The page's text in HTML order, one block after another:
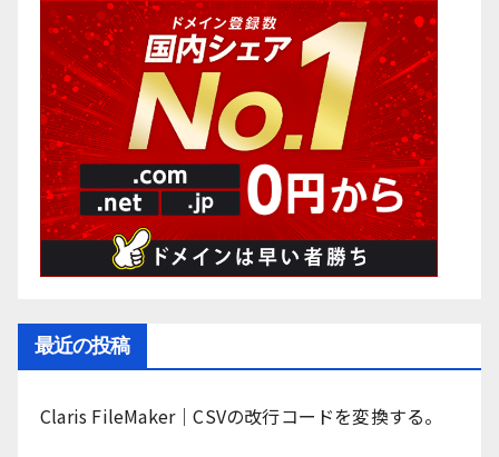
最近の投稿
Claris FileMaker｜CSVの改行コードを変換する。